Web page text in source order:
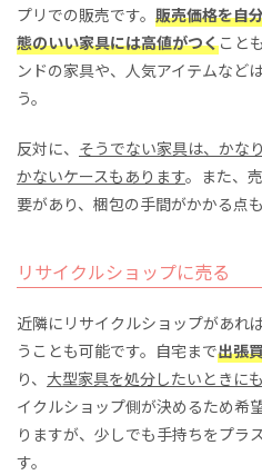
プリでの販売です。 販売価格を自
態のいい家具には高値がつくこと
ンドの家具や、人気アイテムなど
う。
反対に、 そうでない家具は、かな
かないケースもあります。また、
要があり、梱包の手間がかかる点
リサイクルショップに売る
近隣にリサイクルショップがあれ
うことも可能です。自宅まで出張
り、 大型家具を処分したいときに
イクルショップ側が決めるため希
りますが、少しでも手持ちをプラ
す。